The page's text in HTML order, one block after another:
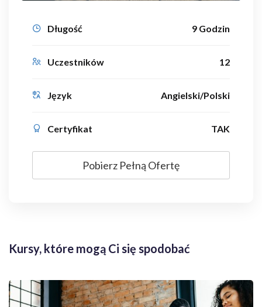
Długość 9 Godzin
Uczestników 12
Język Angielski/Polski
Certyfikat TAK
Pobierz Pełną Ofertę
Kursy, które mogą Ci się spodobać